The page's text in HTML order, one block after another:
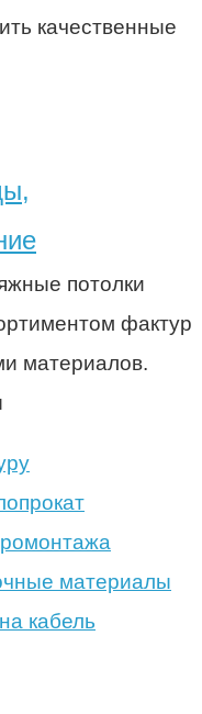
качественные
потолки
фактур
материалов.
материалы
кабель